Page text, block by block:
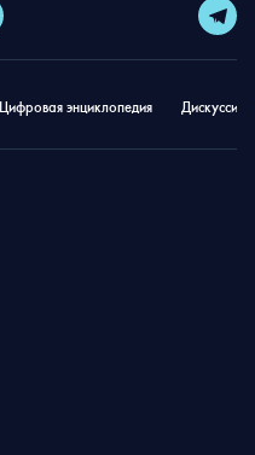
Цифровая энциклопедия